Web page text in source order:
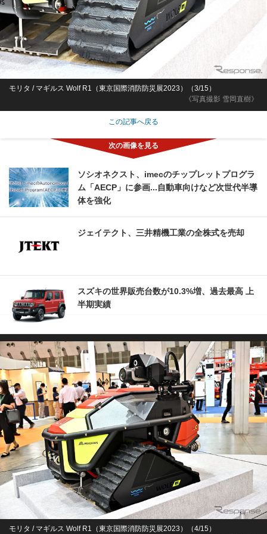
《写真撮影 雪岡直樹》
モリタ / マギルス Wolf R1（東京国際消防防災展2023）（3/15）
この記事へ戻る
ソシオネクスト、imecのチップレットプログラ
ム「AECP」に参画...自動車向けなど次世代半導
体を強化
ジェイテクト、三井精機工業の全株式を売却
スズキの世界販売台数が10.3%増、過去最高 上
半期実績
モリタ / マギルス Wolf R1（東京国際消防防災展2023）（4/15）